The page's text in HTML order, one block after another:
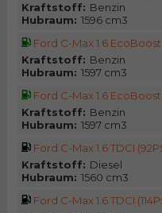
Kraftstoff: Benzin
Hubraum: 1596 cm3
Ford C-Max 1.6 EcoBoost
Kraftstoff: Benzin
Hubraum: 1597 cm3
Ford C-Max 1.6 EcoBoost
Kraftstoff: Benzin
Hubraum: 1597 cm3
Ford C-Max 1.6 TDCI
Kraftstoff: Diesel
Hubraum: 1560 cm3
Ford C-Max 1.6 TDCI